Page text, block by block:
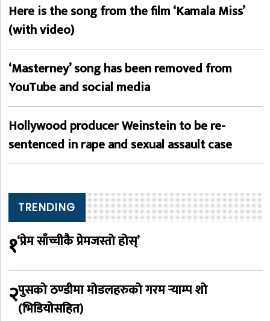
Here is the song from the film ‘Kamala Miss’
(with video)
‘Masterney’ song has been removed from
YouTube and social media
Hollywood producer Weinstein to be re-
sentenced in rape and sexual assault case
TRENDING
१‘प्रेम साँच्चीकै प्रेमजस्तो होस्’
२पुसको ठण्डीमा मोडलहरुको गरम र्‍याम्प शो
(भिडियोसहित)